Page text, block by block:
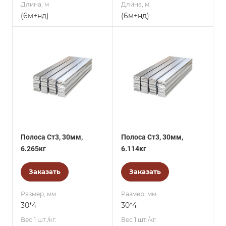
Длина, м
(6м+нд)
Длина, м
(6м+нд)
Полоса Ст3, 30мм,
6.265кг
Заказать
Размер, мм
30*4
Вес 1 шт./кг.
Полоса Ст3, 30мм,
6.114кг
Заказать
Размер, мм
30*4
Вес 1 шт./кг.